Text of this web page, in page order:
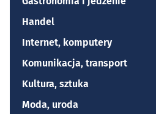
Handel
Internet, komputery
Komunikacja, transport
Kultura, sztuka
Moda, uroda